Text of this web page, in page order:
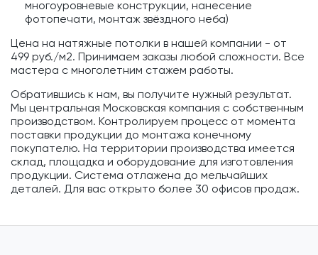
многоуровневые конструкции, нанесение
фотопечати, монтаж звёздного неба)
Цена на натяжные потолки в нашей компании - от
499 руб./м2. Принимаем заказы любой сложности. Все
мастера с многолетним стажем работы.
Обратившись к нам, вы получите нужный результат.
Мы центральная Московская компания с собственным
производством. Контролируем процесс от момента
поставки продукции до монтажа конечному
покупателю. На территории производства имеется
склад, площадка и оборудование для изготовления
продукции. Система отлажена до мельчайших
деталей. Для вас открыто более 30 офисов продаж.